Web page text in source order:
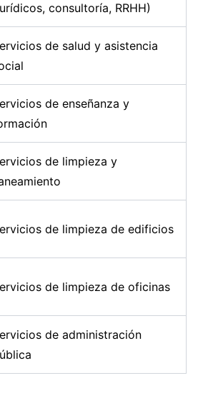
consultoría, RRHH)
de salud y asistencia
de enseñanza y
de limpieza y
de limpieza de edificios
de limpieza de oficinas
de administración